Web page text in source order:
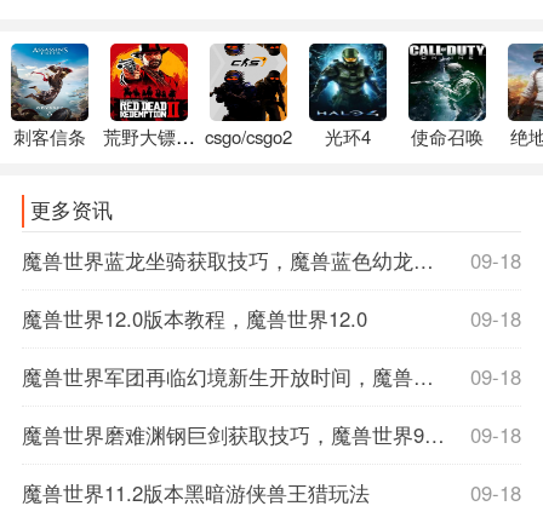
刺客信条 荒野大镖客2 csgo/csgo2 光环4 使命召唤 绝
更多资讯
09-18
魔兽世界蓝龙坐骑获取技巧，魔兽蓝色幼龙坐骑
09-18
魔兽世界12.0版本教程，魔兽世界12.0
09-18
魔兽世界军团再临幻境新生开放时间，魔兽世界军团再临数据库
09-18
魔兽世界磨难渊钢巨剑获取技巧，魔兽世界9.1磨难词缀
09-18
魔兽世界11.2版本黑暗游侠兽王猎玩法